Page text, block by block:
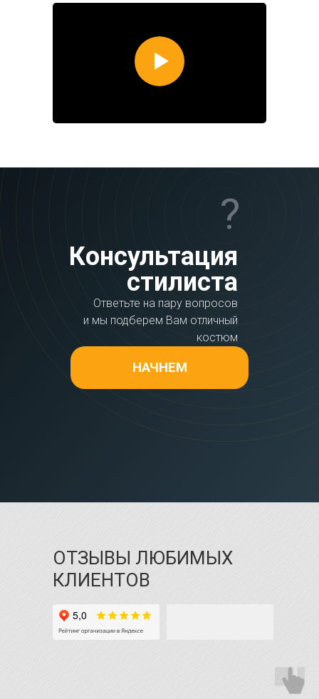
?
Консультация
стилиста
Ответьте на пару вопросов
и мы подберем Вам отличный
костюм
НАЧНЕМ
ОТЗЫВЫ ЛЮБИМЫХ
КЛИЕНТОВ